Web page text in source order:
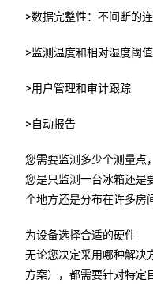
>数据完整性：不间断的
>监测温度和相对湿度阈
>用户管理和审计跟踪
>自动报告
您需要监测多少个测量点
您是只监测一台冰箱还是
个地方还是分布在许多房
为设备选择合适的硬件
无论您决定采用哪种解决
方案），都需要针对特定